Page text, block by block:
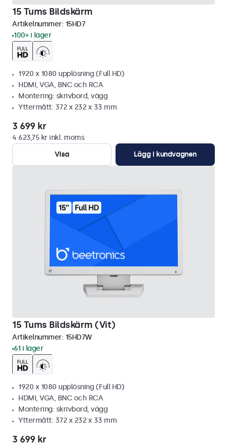
15 Tums Bildskärm
Artikelnummer: 15HD7
100+ i lager
1920 x 1080 upplösning (Full HD)
HDMI, VGA, BNC och RCA
Montering: skrivbord, vägg
Yttermått: 372 x 232 x 33 mm
3 699 kr
4 623,75 kr inkl. moms
Visa
Lägg i kundvagnen
15 Tums Bildskärm (Vit)
Artikelnummer: 15HD7W
61 i lager
1920 x 1080 upplösning (Full HD)
HDMI, VGA, BNC och RCA
Montering: skrivbord, vägg
Yttermått: 372 x 232 x 33 mm
3 699 kr